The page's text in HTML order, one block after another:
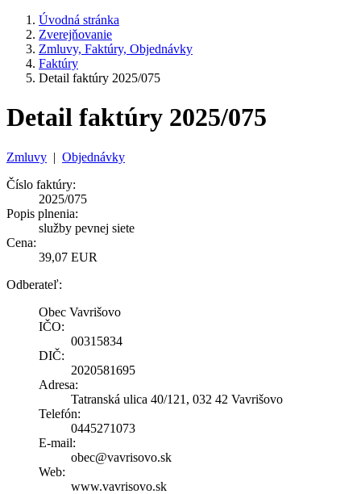
Úvodná stránka
Zverejňovanie
Zmluvy, Faktúry, Objednávky
Faktúry
Detail faktúry 2025/075
Detail faktúry 2025/075
Zmluvy | Objednávky
Číslo faktúry:
2025/075
Popis plnenia:
služby pevnej siete
Cena:
39,07 EUR
Odberateľ:
Obec Vavrišovo
IČO:
00315834
DIČ:
2020581695
Adresa:
Tatranská ulica 40/121, 032 42 Vavrišovo
Telefón:
0445271073
E-mail:
obec@vavrisovo.sk
Web:
www.vavrisovo.sk